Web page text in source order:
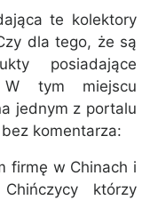
te kolektory
dla tego, że są
posiadające
tym miejscu
jednym z portalu
komentarza:
firmę w Chinach i
którzy